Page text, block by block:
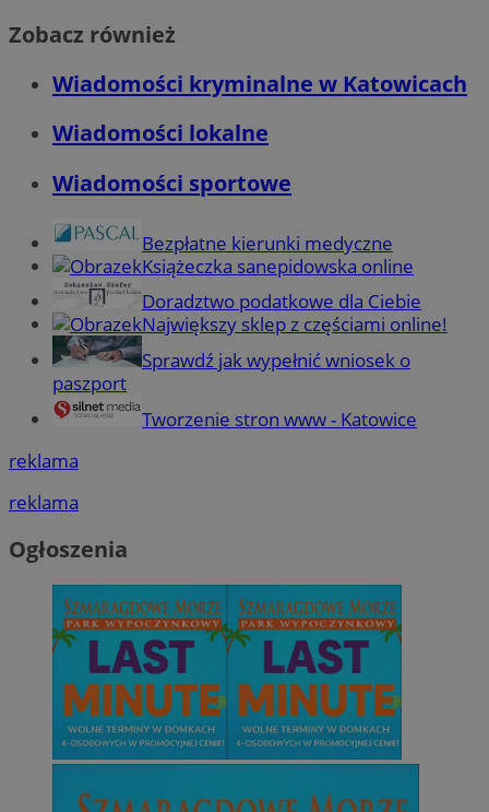
Zobacz również
Wiadomości kryminalne w Katowicach
Wiadomości lokalne
Wiadomości sportowe
Bezpłatne kierunki medyczne
Książeczka sanepidowska online
Doradztwo podatkowe dla Ciebie
Największy sklep z częściami online!
Sprawdź jak wypełnić wniosek o
paszport
Tworzenie stron www - Katowice
reklama
reklama
Ogłoszenia